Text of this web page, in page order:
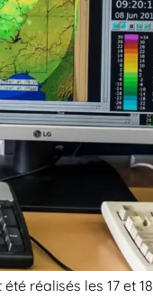
réalisés les 17 et 18